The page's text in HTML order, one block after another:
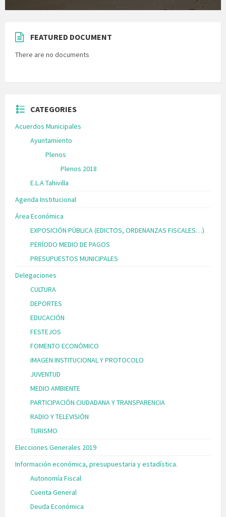
FEATURED DOCUMENT
There are no documents
CATEGORIES
Acuerdos Municipales
Ayuntamiento
Plenos
Plenos 2018
E.L.A Tahivilla
Agenda Institucional
Área Económica
EXPOSICIÓN PÚBLICA (EDICTOS, ORDENANZAS FISCALES…)
PERÍODO MEDIO DE PAGOS
PRESUPUESTOS MUNICIPALES
Delegaciones
CULTURA
DEPORTES
EDUCACIÓN
FESTEJOS
FOMENTO ECONÓMICO
IMAGEN INSTITUCIONAL Y PROTOCOLO
JUVENTUD
MEDIO AMBIENTE
PARTICIPACIÓN CIUDADANA Y TRANSPARENCIA
RADIO Y TELEVISIÓN
TURISMO
Elecciones Generales 2019
Información económica, presupuestaria y estadística.
Autonomía Fiscal
Cuenta General
Deuda Económica